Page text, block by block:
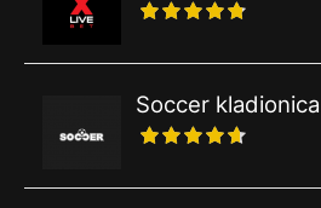
Soccer kladionica